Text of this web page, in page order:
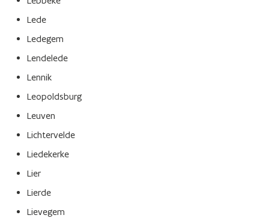
Lede
Ledegem
Lendelede
Lennik
Leopoldsburg
Leuven
Lichtervelde
Liedekerke
Lier
Lierde
Lievegem